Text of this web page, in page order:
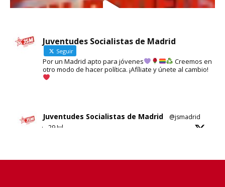
Juventudes Socialistas de Madrid
Seguir
Por un Madrid apto para jóvenes
Creemos en
otro modo de hacer política. ¡Afíliate y únete al cambio!
Juventudes Socialistas de Madrid
@jsmadrid
·
29 Jul
No sabemos si es esta su solución al problema de